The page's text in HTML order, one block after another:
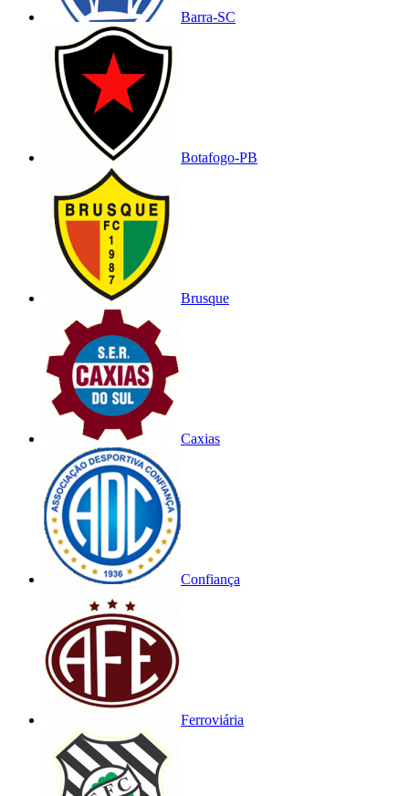
Barra-SC
Botafogo-PB
Brusque
Caxias
Confiança
Ferroviária